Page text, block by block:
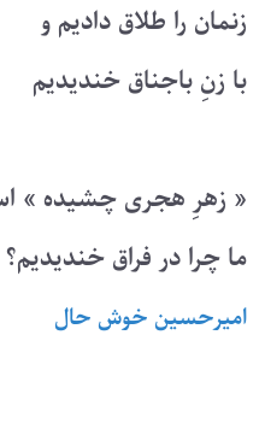
زنمان را طلاق دادیم و
با زنِ باجناق خندیدیم
« زهرِ هجری چشیده »
ما چرا در فراق خندیدیم؟
امیرحسین خوش حال